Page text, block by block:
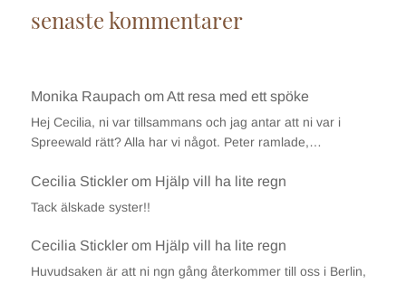
senaste kommentarer
Monika Raupach omAtt resa med ett spöke
Hej Cecilia, ni var tillsammans och jag antar att ni var i
Spreewald rätt? Alla har vi något. Peter ramlade,…
Cecilia Sticklerom Hjälp vill ha lite regn
Tack älskade syster!!
Cecilia Sticklerom Hjälp vill ha lite regn
Huvudsaken är att ni ngn gång återkommer till oss i Berlin,